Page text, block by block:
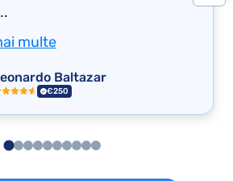
multe
Baltazar
€250